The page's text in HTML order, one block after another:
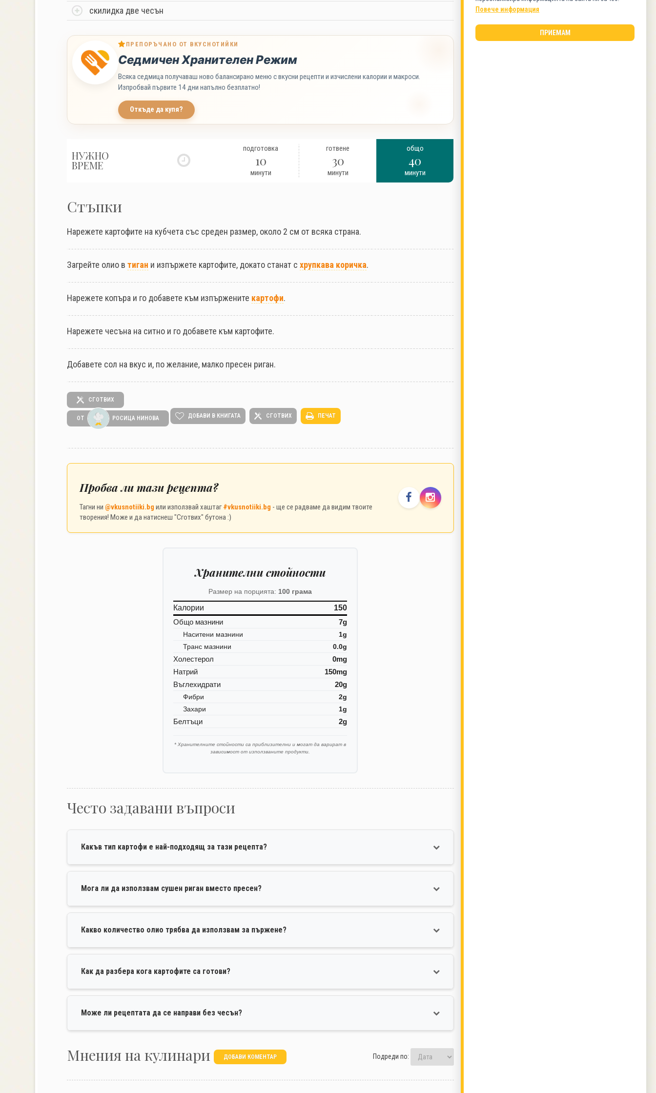
скилидка две чесън
ПРЕПОРЪЧАНО ОТ ВКУСНОТИЙКИ
Седмичен Хранителен Режим
Всяка седмица получаваш ново балансирано меню с вкусни рецепти и изчислени калории и макроси.
Изпробвай първите 14 дни напълно безплатно!
Откъде да купя?
НУЖНО
ВРЕМЕ
подготовка
10
минути
готвене
30
минути
общо
40
минути
Стъпки
Нарежете картофите на кубчета със среден размер, около 2 см от всяка страна.
Загрейте олио в тиган и изпържете картофите, докато станат с хрупкава коричка.
Нарежете копъра и го добавете към изпържените картофи.
Нарежете чесъна на ситно и го добавете към картофите.
Добавете сол на вкус и, по желание, малко пресен риган.
СГОТВИХ
ОТ РОСИЦА НИНОВА ДОБАВИ В КНИГАТА СГОТВИХ ПЕЧАТ
Пробва ли тази рецепта?
Тагни ни @vkusnotiiki.bg или използвай хаштаг #vkusnotiiki.bg - ще се радваме да видим твоите
творения! Може и да натиснеш "Сготвих" бутона :)
Хранителни стойности
Размер на порцията: 100 грама
Калории
150
Общо мазнини
7g
Наситени мазнини
1g
Транс мазнини
0.0g
Холестерол
0mg
Натрий
150mg
Въглехидрати
20g
Фибри
2g
Захари
1g
Белтъци 2g
* Хранителните стойности са приблизителни и могат да варират в
зависимост от използваните продукти.
Често задавани въпроси
Какъв тип картофи е най-подходящ за тази рецепта?
Мога ли да използвам сушен риган вместо пресен?
Какво количество олио трябва да използвам за пържене?
Как да разбера кога картофите са готови?
Може ли рецептата да се направи без чесън?
Mнения на кулинари ДОБАВИ КОМЕНТАР Подреди по:
Ястия без месо
Повече информация
ПРИЕМАМ